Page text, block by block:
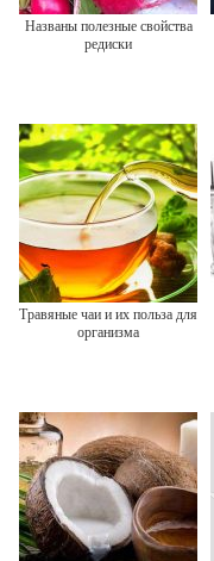
Названы полезные свойства
редиски
Травяные чаи и их польза для
организма